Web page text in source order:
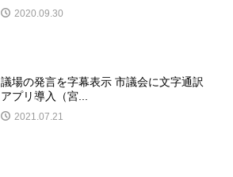
2020.09.30
議場の発言を字幕表示 市議会に文字通訳
アプリ導入（宮...
2021.07.21